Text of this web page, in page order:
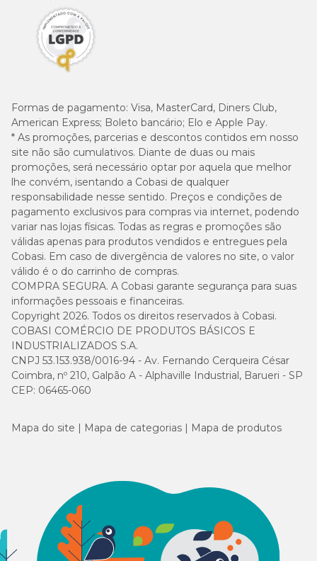
Formas de pagamento: Visa, MasterCard, Diners Club,
American Express; Boleto bancário; Elo e Apple Pay.
* As promoções, parcerias e descontos contidos em nosso
site não são cumulativos. Diante de duas ou mais
promoções, será necessário optar por aquela que melhor
lhe convém, isentando a Cobasi de qualquer
responsabilidade nesse sentido. Preços e condições de
pagamento exclusivos para compras via internet, podendo
variar nas lojas físicas. Todas as regras e promoções são
válidas apenas para produtos vendidos e entregues pela
Cobasi. Em caso de divergência de valores no site, o valor
válido é o do carrinho de compras.
COMPRA SEGURA. A Cobasi garante segurança para suas
informações pessoais e financeiras.
Copyright 2026. Todos os direitos reservados à Cobasi.
COBASI COMÉRCIO DE PRODUTOS BÁSICOS E
INDUSTRIALIZADOS S.A.
CNPJ 53.153.938/0016-94 - Av. Fernando Cerqueira César
Coimbra, nº 210, Galpão A - Alphaville Industrial, Barueri - SP
CEP: 06465-060
Mapa do site Mapa de categorias Mapa de produtos